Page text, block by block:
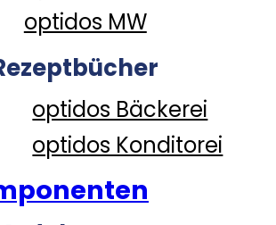
optidos MW
optidos Bäckerei
optidos Konditorei